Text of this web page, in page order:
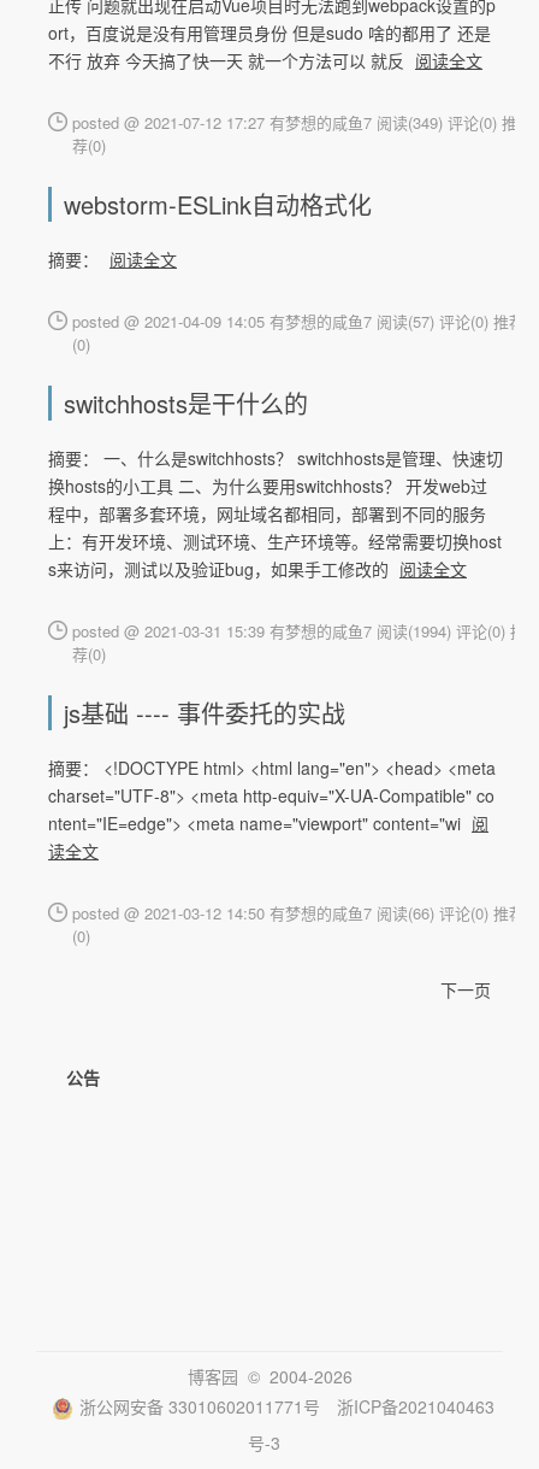
正传 问题就出现在启动Vue项目时无法跑到webpack设置的p
ort，百度说是没有用管理员身份 但是sudo 啥的都用了 还是
不行 放弃 今天搞了快一天 就一个方法可以 就反 阅读全文
posted @ 2021-07-12 17:27 有梦想的咸鱼7 阅读(349) 评论(0) 推
荐(0)
webstorm-ESLink自动格式化
摘要： 阅读全文
posted @ 2021-04-09 14:05 有梦想的咸鱼7 阅读(57) 评论(0) 推荐
(0)
switchhosts是干什么的
摘要： 一、什么是switchhosts？ switchhosts是管理、快速切
换hosts的小工具 二、为什么要用switchhosts？ 开发web过
程中，部署多套环境，网址域名都相同，部署到不同的服务
上：有开发环境、测试环境、生产环境等。经常需要切换host
s来访问，测试以及验证bug，如果手工修改的 阅读全文
posted @ 2021-03-31 15:39 有梦想的咸鱼7 阅读(1994) 评论(0) 推
荐(0)
js基础 ---- 事件委托的实战
摘要： <!DOCTYPE html> <html lang="en"> <head> <meta
charset="UTF-8"> <meta http-equiv="X-UA-Compatible" co
ntent="IE=edge"> <meta name="viewport" content="wi 阅
读全文
posted @ 2021-03-12 14:50 有梦想的咸鱼7 阅读(66) 评论(0) 推荐
(0)
下一页
公告
博客园 © 2004-2026
浙公网安备 33010602011771号
浙ICP备2021040463
号-3